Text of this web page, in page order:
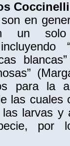
en
en un
para la
las cuales
larvas
por